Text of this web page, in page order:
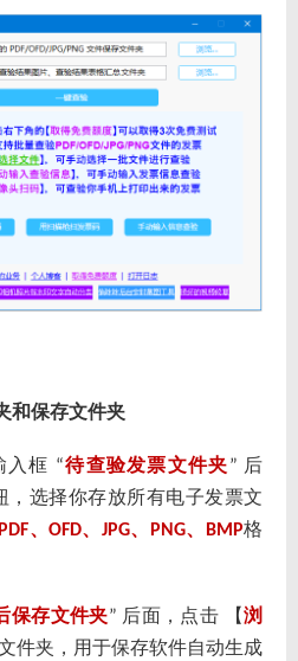
和保存文件夹
入框 “待查验发票文件夹” 后
，选择你存放所有电子发票文
PDF、OFD、 JPG、 PNG、 BMP格
保存文件夹” 后面，点击 【浏
件夹，用于保存软件自动生成